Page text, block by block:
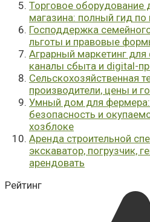
Торговое оборудование
магазина: полный гид
Господдержка
льготы и правовые
Аграрный маркетинг
каналы сбыта и digital-
Сельскохозяйственная
производители, цены и
Умный дом для фермера:
безопасность и
хозблоке
Аренда строительной
экскаватор, погрузчик,
арендовать
Рейтинг